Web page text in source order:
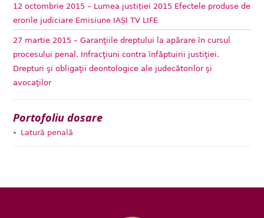
12 octombrie 2015 – Lumea justiției 2015 Efectele produse de
erorile judiciare Emisiune IAȘI TV LIFE
27 martie 2015 – Garanţiile dreptului la apărare în cursul
procesului penal. Infracţiuni contra înfăptuirii justiţiei.
Drepturi şi obligaţii deontologice ale judecătorilor şi
avocaţilor
Portofoliu dosare
Latură penală